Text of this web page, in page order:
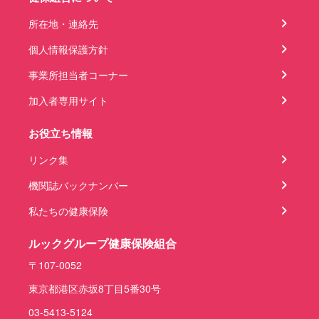
所在地・連絡先
個人情報保護方針
事業所担当者コーナー
加入者専用サイト
お役立ち情報
リンク集
機関誌バックナンバー
私たちの健康保険
ルックグループ健康保険組合
〒107-0052
東京都港区赤坂8丁目5番30号
03-5413-5124